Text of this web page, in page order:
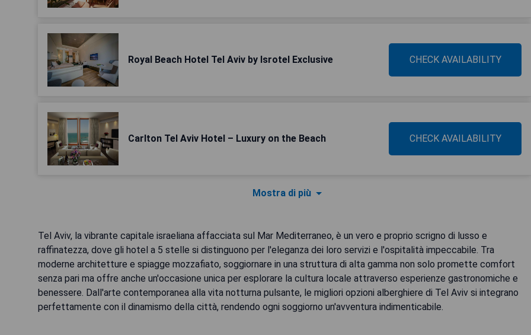
Royal Beach Hotel Tel Aviv by Isrotel Exclusive CHECK AVAILABILITY
Carlton Tel Aviv Hotel – Luxury on the Beach CHECK AVAILABILITY
Mostra di più
Tel Aviv, la vibrante capitale israeliana affacciata sul Mar Mediterraneo, è un vero e proprio scrigno di lusso e
raffinatezza, dove gli hotel a 5 stelle si distinguono per l'eleganza dei loro servizi e l'ospitalità impeccabile. Tra
moderne architetture e spiagge mozzafiato, soggiornare in una struttura di alta gamma non solo promette comfort
senza pari ma offre anche un'occasione unica per esplorare la cultura locale attraverso esperienze gastronomiche e
benessere. Dall'arte contemporanea alla vita notturna pulsante, le migliori opzioni alberghiere di Tel Aviv si integrano
perfettamente con il dinamismo della città, rendendo ogni soggiorno un'avventura indimenticabile.